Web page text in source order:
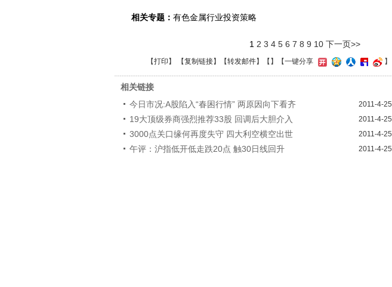
相关专题： 有色金属行业投资策略
1 2 3 4 5 6 7 8 9 10 下一页>>
【打印 】 【复制链接】【转发邮件】【 】 【一键分享 】
相关链接
今日市况:A股陷入“春困行情” 两原因向下看齐
2011-4-25
19大顶级券商强烈推荐33股 回调后大胆介入 2011-4-25
3000点关口缘何再度失守 四大利空横空出世 2011-4-25
午评：沪指低开低走跌20点 触30日线回升 2011-4-25